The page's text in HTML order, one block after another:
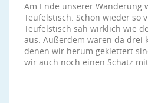
Am Ende unserer Wanderung
Teufelstisch. Schon wieder so
Teufelstisch sah wirklich wie
aus. Außerdem waren da drei
denen wir herum geklettert
wir auch noch einen Schatz